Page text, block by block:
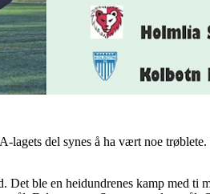
lagets del synes å ha vært noe
ble en heidundrenes kamp med ti